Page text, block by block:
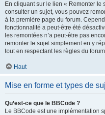
En cliquant sur le lien « Remonter le
consulter un sujet, vous pouvez
à la première page du forum.
fonctionnalité a peut-être été
les remontées n’a peut-être pas
remonter le sujet simplement en y
tout en respectant les règles du
Haut
Mise en forme et types de
Qu’est-ce que le BBCode ?
Le BBCode est une implémentation